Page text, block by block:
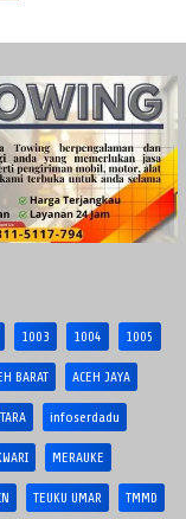
1003 1004 1005
BARAT ACEH JAYA
infoserdadu
MERAUKE
TEUKU UMAR TMMD